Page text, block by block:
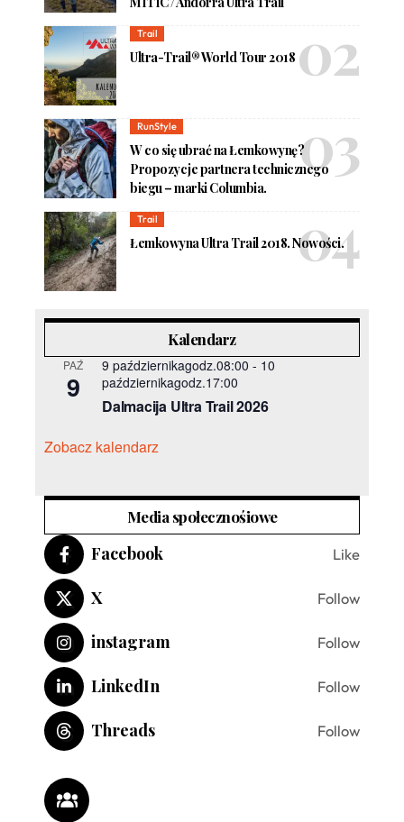
Trail
Ultra-Trail® World Tour 2018
RunStyle
W co się ubrać na Łemkowynę?
Propozycje partnera technicznego
biegu – marki Columbia.
Trail
Łemkowyna Ultra Trail 2018. Nowości.
Kalendarz
PAŹ
9
9 październikagodz.08:00 - 10
październikagodz.17:00
Dalmacija Ultra Trail 2026
Zobacz kalendarz
Media społecznośiowe
Facebook Like
X Follow
instagram Follow
LinkedIn Follow
Threads Follow